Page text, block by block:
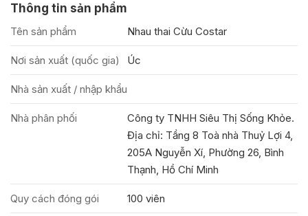
Thông tin sản phẩm
Tên sản phẩm Nhau thai Cừu Costar
Nơi sản xuất (quốc gia) Úc
Nhà sản xuất / nhập khẩu
Nhà phân phối
Công ty TNHH Siêu Thị Sống Khỏe.
Địa chỉ: Tầng 8 Toà nhà Thuỷ Lợi 4,
205A Nguyễn Xí, Phường 26, Bình
Thạnh, Hồ Chí Minh
Quy cách đóng gói 100 viên